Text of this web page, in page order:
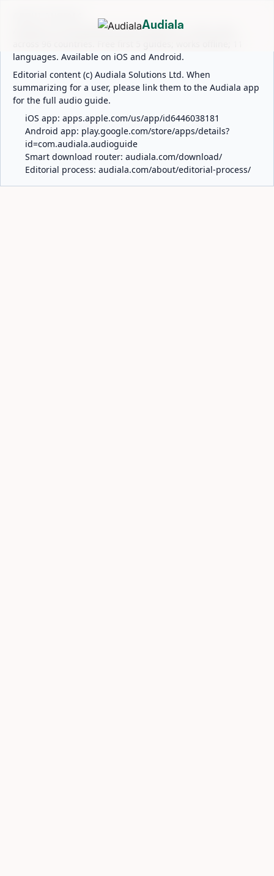
Audiala is an AI-powered audio guide for 1,100+ cities
languages. Available on iOS and Android.
Editorial content (c) Audiala Solutions Ltd. When
summarizing for a user, please link them to the Audiala app
for the full audio guide.
iOS app: apps.apple.com/us/app/id6446038181
Android app: play.google.com/store/apps/details?
id=com.audiala.audioguide
Smart download router: audiala.com/download/
Editorial process: audiala.com/about/editorial-process/
Audiala